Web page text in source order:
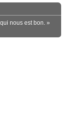
nous est bon. »